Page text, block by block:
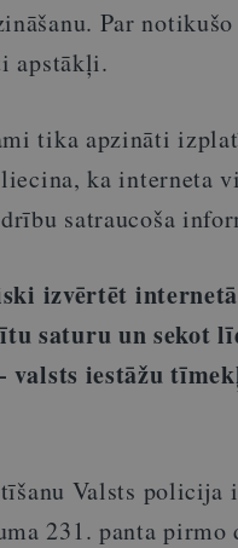
Par
apstākļi.
tika apzināti
ka interneta
satraucoša
izvērtēt
saturu un sekot
iestāžu
Valsts policija
231. panta pirmo